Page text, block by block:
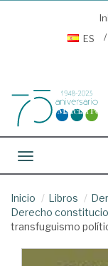
ES
Toggle navigation
Inicio Libros
Derecho
transfuguismo